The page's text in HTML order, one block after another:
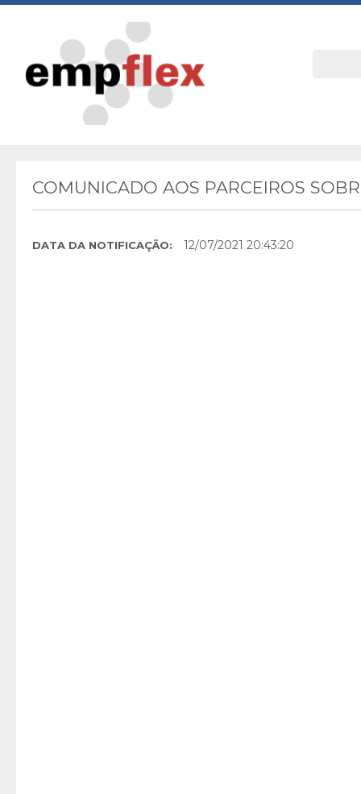
COMUNICADO AOS PARCEIROS
DATA DA NOTIFICAÇÃO: 12/07/2021 20:43:20